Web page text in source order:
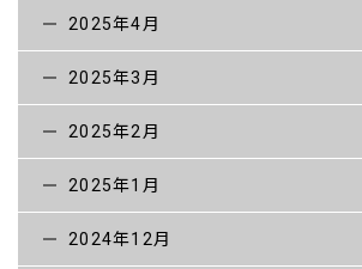
2025年4月
2025年3月
2025年2月
2025年1月
2024年12月